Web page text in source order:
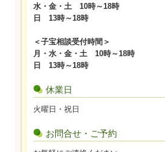
水・金・土 10時～18時
日 13時～18時
＜子宝相談受付時間＞
月・水・金・土 10時～18時
日 13時～18時
休業日
火曜日・祝日
お問合せ・ご予約